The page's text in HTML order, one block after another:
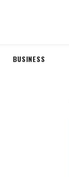
BUSINESS